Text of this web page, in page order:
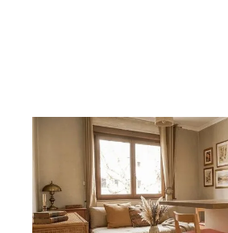
LYON 69003
2, 3 pièces
Ref : 134640
Appartement F3 à vendre